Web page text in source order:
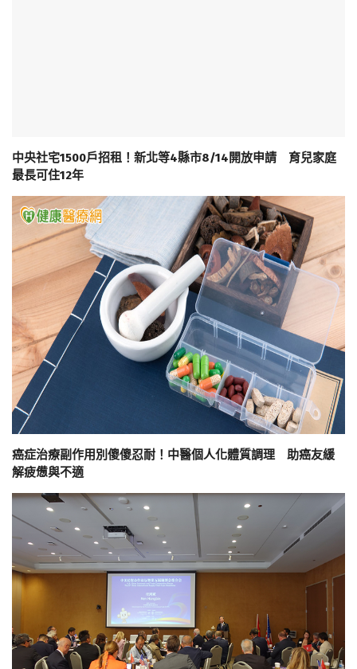
中央社宅1500戶招租！新北等4縣市8/14開放申請 育兒家庭
最長可住12年
癌症治療副作用別傻傻忍耐！中醫個人化體質調理 助癌友緩
解疲憊與不適